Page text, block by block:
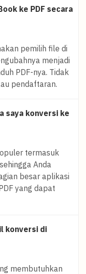
ke PDF secara
pemilih file di
menjadi
PDF-nya. Tidak
pendaftaran.
saya konversi ke
termasuk
Anda
besar aplikasi
yang dapat
konversi di
membutuhkan